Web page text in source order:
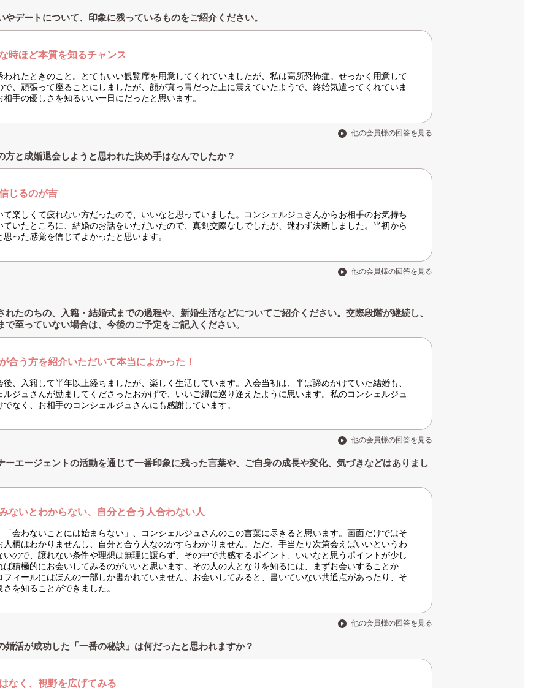
やデートについて、印象に残っているものをご紹介ください。
時ほど本質を知るチャンス
われたときのこと。とてもいい観覧席を用意してくれていましたが、私は高所恐怖症。せっかく用意して
で、頑張って座ることにしましたが、顔が真っ青だった上に震えていたようで、終始気遣ってくれていま
相手の優しさを知るいい一日にだったと思います。
他の会員様の回答を見る
方と成婚退会しようと思われた決め手はなんでしたか？
じるのが吉
て楽しくて疲れない方だったので、いいなと思っていました。コンシェルジュさんからお相手のお気持ち
ていたところに、結婚のお話をいただいたので、真剣交際なしでしたが、迷わず決断しました。当初から
思った感覚を信じてよかったと思います。
他の会員様の回答を見る
れたのちの、入籍・結婚式までの過程や、新婚生活などについてご紹介ください。交際段階が継続し、
で至っていない場合は、今後のご予定をご記入ください。
合う方を紹介いただいて本当によかった！
後、入籍して半年以上経ちましたが、楽しく生活しています。入会当初は、半ば諦めかけていた結婚も、
ルジュさんが励ましてくださったおかげで、いいご縁に巡り逢えたように思います。私のコンシェルジュ
でなく、お相手のコンシェルジュさんにも感謝しています。
他の会員様の回答を見る
ーエージェントの活動を通じて一番印象に残った言葉や、ご自身の成長や変化、気づきなどはありまし
ないとわからない、自分と合う人合わない人
「会わないことには始まらない」、コンシェルジュさんのこの言葉に尽きると思います。画面だけではそ
人柄はわかりませんし、自分と合う人なのかすらわかりません。ただ、手当たり次第会えばいいというわ
いので、譲れない条件や理想は無理に譲らず、その中で共感するポイント、いいなと思うポイントが少し
ば積極的にお会いしてみるのがいいと思います。その人の人となりを知るには、まずお会いすることか
フィールにはほんの一部しか書かれていません。お会いしてみると、書いていない共通点があったり、そ
さを知ることができました。
他の会員様の回答を見る
婚活が成功した「一番の秘訣」は何だったと思われますか？
なく、視野を広げてみる